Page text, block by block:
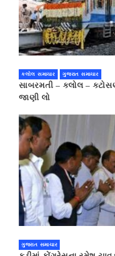
કલોલ સમાચાર ગુજરાત સમાચાર
સાબરમતી – કલોલ –
જાણી લો
ગુજરાત સમાચાર